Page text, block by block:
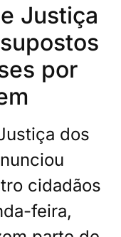
Justiça
por
dos
cidadãos
feira,